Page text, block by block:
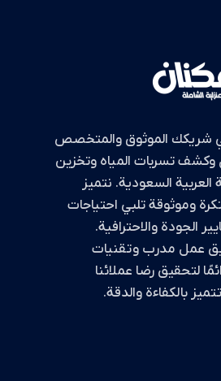
شريكك الموثوق والمتخصص
وكشف تسربات المياه وتخزين
العربية السعودية. نتميز
وموثوقة تلبي احتياجات
الجودة والاحترافية.
عمل مدرب وتقنيات
لتحقيق رضا عملائنا
بالكفاءة والدقة.